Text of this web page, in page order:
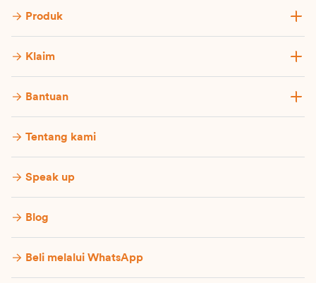
Produk
Klaim
Bantuan
Tentang kami
Speak up
Blog
Beli melalui WhatsApp